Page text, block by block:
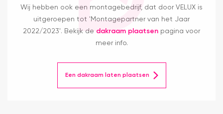
Wij hebben ook een montagebedrijf, dat door VELUX is
uitgeroepen tot 'Montagepartner van het Jaar
2022/2023'. Bekijk de dakraam plaatsen pagina voor
meer info.
Een dakraam laten plaatsen